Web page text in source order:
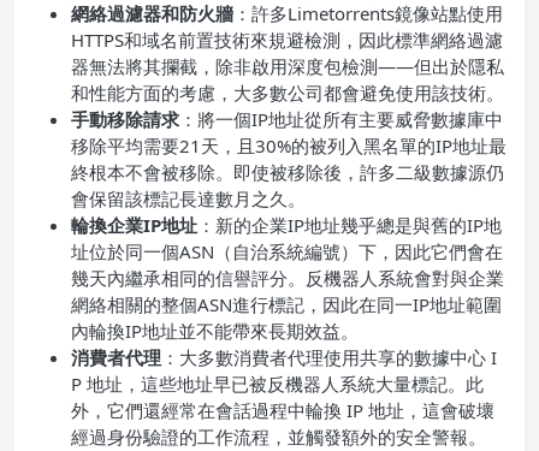
網絡過濾器和防火牆 ：許多Limetorrents鏡像站點使用
HTTPS和域名前置技術來規避檢測，因此標準網絡過濾
器無法將其攔截，除非啟用深度包檢測——但出於隱私
和性能方面的考慮，大多數公司都會避免使用該技術。
手動移除請求 ：將一個IP地址從所有主要威脅數據庫中
移除平均需要21天，且30%的被列入黑名單的IP地址最
終根本不會被移除。即使被移除後，許多二級數據源仍
會保留該標記長達數月之久。
輪換企業IP地址 ：新的企業IP地址幾乎總是與舊的IP地
址位於同一個ASN（自治系統編號）下，因此它們會在
幾天內繼承相同的信譽評分。反機器人系統會對與企業
網絡相關的整個ASN進行標記，因此在同一IP地址範圍
內輪換IP地址並不能帶來長期效益。
消費者代理 ：大多數消費者代理使用共享的數據中心 I
P 地址，這些地址早已被反機器人系統大量標記。此
外，它們還經常在會話過程中輪換 IP 地址，這會破壞
經過身份驗證的工作流程，並觸發額外的安全警報。